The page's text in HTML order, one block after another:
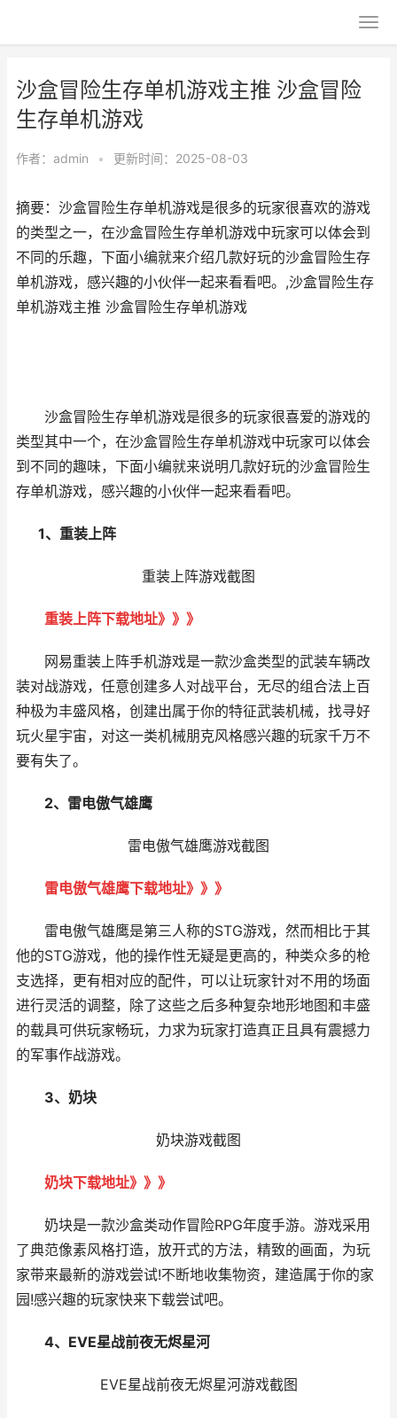
沙盒冒险生存单机游戏主推 沙盒冒险
生存单机游戏
作者： admin • 更新时间：2025-08-03
摘要：沙盒冒险生存单机游戏是很多的玩家很喜欢的游戏
的类型之一，在沙盒冒险生存单机游戏中玩家可以体会到
不同的乐趣，下面小编就来介绍几款好玩的沙盒冒险生存
单机游戏，感兴趣的小伙伴一起来看看吧。,沙盒冒险生存
单机游戏主推 沙盒冒险生存单机游戏
沙盒冒险生存单机游戏是很多的玩家很喜爱的游戏的
类型其中一个，在沙盒冒险生存单机游戏中玩家可以体会
到不同的趣味，下面小编就来说明几款好玩的沙盒冒险生
存单机游戏，感兴趣的小伙伴一起来看看吧。
1、重装上阵
重装上阵游戏截图
重装上阵下载地址》》》
网易重装上阵手机游戏是一款沙盒类型的武装车辆改
装对战游戏，任意创建多人对战平台，无尽的组合法上百
种极为丰盛风格，创建出属于你的特征武装机械，找寻好
玩火星宇宙，对这一类机械朋克风格感兴趣的玩家千万不
要有失了。
2、雷电傲气雄鹰
雷电傲气雄鹰游戏截图
雷电傲气雄鹰下载地址》》》
雷电傲气雄鹰是第三人称的STG游戏，然而相比于其
他的STG游戏，他的操作性无疑是更高的，种类众多的枪
支选择，更有相对应的配件，可以让玩家针对不用的场面
进行灵活的调整，除了这些之后多种复杂地形地图和丰盛
的载具可供玩家畅玩，力求为玩家打造真正且具有震撼力
的军事作战游戏。
3、奶块
奶块游戏截图
奶块下载地址》》》
奶块是一款沙盒类动作冒险RPG年度手游。游戏采用
了典范像素风格打造，放开式的方法，精致的画面，为玩
家带来最新的游戏尝试!不断地收集物资，建造属于你的家
园!感兴趣的玩家快来下载尝试吧。
4、EVE星战前夜无烬星河
EVE星战前夜无烬星河游戏截图